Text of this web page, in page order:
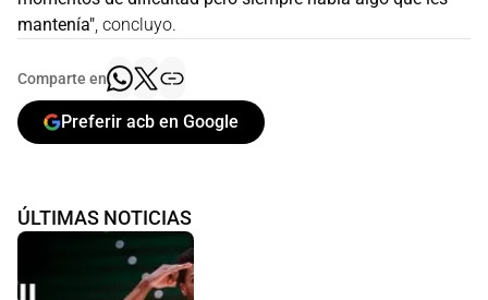
mantenía" , concluyo.
Comparte en
Preferir acb en Google
ÚLTIMAS NOTICIAS